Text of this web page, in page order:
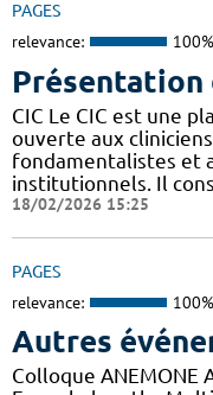
PAGES
relevance: 100%
Présentation
CIC Le CIC est une
ouverte aux
fondamentalistes et
institutionnels. Il
18/02/2026 15:25
PAGES
relevance: 100%
Autres
Colloque ANEMONE